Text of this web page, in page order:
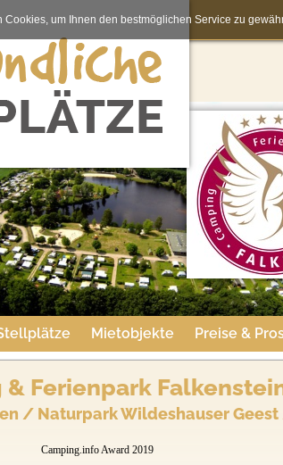
Mietobjekte Preise &
& Ferienpark
/ Naturpark Wildeshauser
Camping.info Award 2019
Cookies, um Ihnen den bestmöglichen Service zu